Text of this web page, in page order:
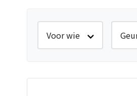
Voor wie